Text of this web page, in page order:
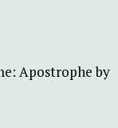
Apostrophe by